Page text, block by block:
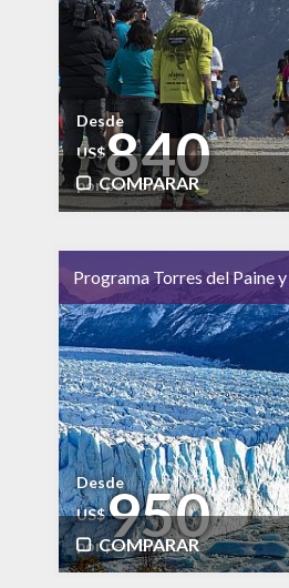
Desde
US$840
por persona
COMPARAR
alto
bajo
Naturaleza
alto
Vida Nocturna
bajo
Programa Torres del Paine
Desde
US$950
por persona
COMPARAR